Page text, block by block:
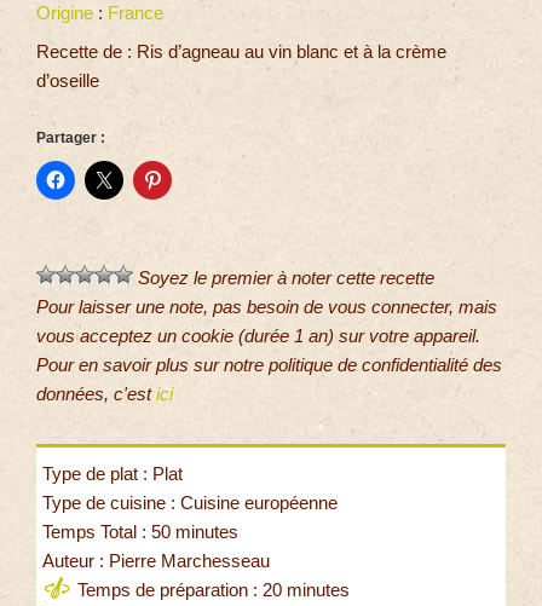
Origine : France
Recette de : Ris d’agneau au vin blanc et à la crème
d’oseille
Partager :
Soyez le premier à noter cette recette
Pour laisser une note, pas besoin de vous connecter, mais
vous acceptez un cookie (durée 1 an) sur votre appareil.
Pour en savoir plus sur notre politique de confidentialité des
données, c'estici
Type de plat : Plat
Type de cuisine : Cuisine européenne
Temps Total : 50 minutes
Auteur : Pierre Marchesseau
Temps de préparation : 20 minutes